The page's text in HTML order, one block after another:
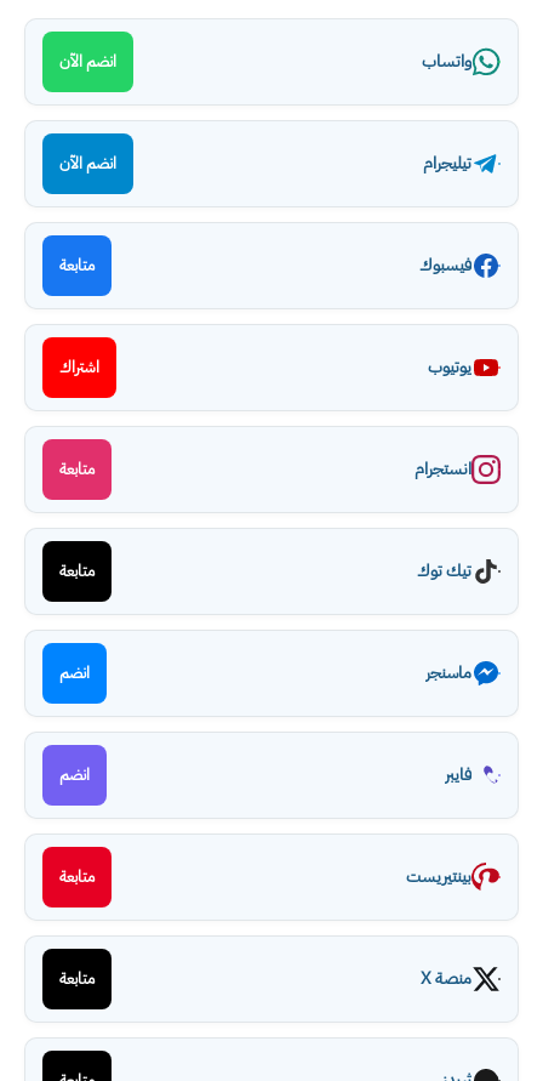
واتساب انضم الآن
تيليجرام انضم الآن
فيسبوك متابعة
يوتيوب اشتراك
انستجرام متابعة
تيك توك متابعة
ماسنجر انضم
فايبر انضم
بينتيريست متابعة
منصة X متابعة